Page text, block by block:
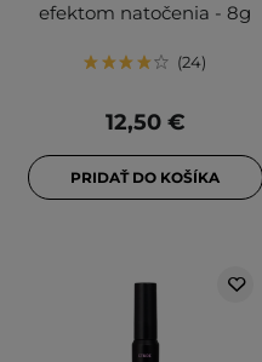
efektom natočenia - 8g
24
12,50 €
PRIDAŤ DO KOŠÍKA